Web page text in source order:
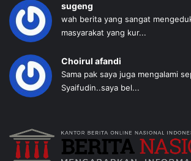
sugeng
wah berita yang sangat
masyarakat yang kur...
Choirul afandi
Sama pak saya juga mengalami
Syaifudin..saya bel...